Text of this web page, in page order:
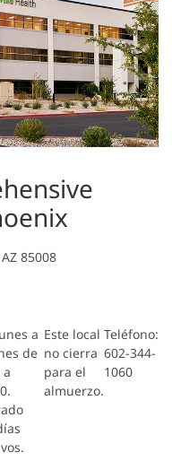
85008
a
de
a
Este local
no cierra
para el
almuerzo.
Teléfono:
602-344-
1060